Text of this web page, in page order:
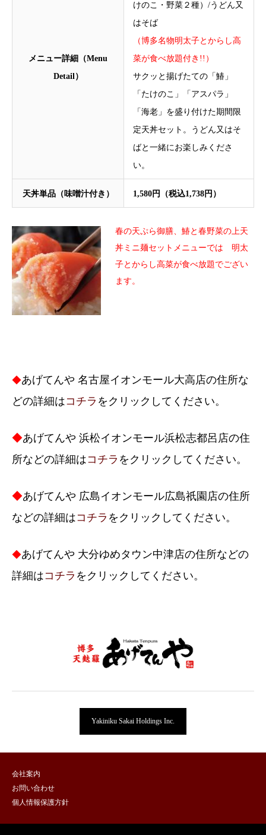
メニュー詳細（Menu
Detail）
けのこ・野菜２種）/うどん又
はそば
（博多名物明太子とからし高
菜が食べ放題付き!!）
サクッと揚げたての「鰆」
「たけのこ」「アスパラ」
「海老」を盛り付けた期間限
定天丼セット。うどん又はそ
ばと一緒にお楽しみくださ
い。
天丼単品（味噌汁付き） 1,580円（税込1,738円）
春の天ぷら御膳、鰆と春野菜の上天
丼ミニ麺セットメニューでは 明太
子とからし高菜が食べ放題でござい
ます。
◆あげてんや 名古屋イオンモール大高店の住所な
どの詳細はコチラ をクリックしてください。
◆あげてんや 浜松イオンモール浜松志都呂店の住
所などの詳細はコチラ をクリックしてください。
◆あげてんや 広島イオンモール広島祇園店の住所
などの詳細はコチラ をクリックしてください。
◆あげてんや 大分ゆめタウン中津店の住所などの
詳細はコチラ をクリックしてください。
Yakiniku Sakai Holdings Inc.
会社案内
お問い合わせ
個人情報保護方針